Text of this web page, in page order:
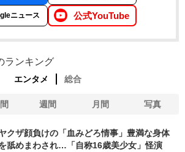
ニュース 公式YouTube
ランキング
エンタメ 総合
週間 月間 写真
クザ顔負けの「血みどろ情事」豊満な身体
舐めまわされ…「自称16歳美少女」怪演